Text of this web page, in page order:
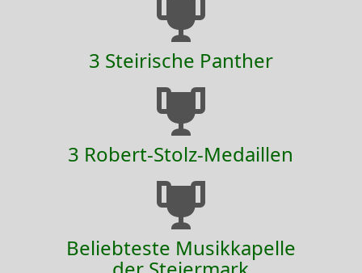
3 Steirische Panther
3 Robert-Stolz-Medaillen
Beliebteste Musikkapelle